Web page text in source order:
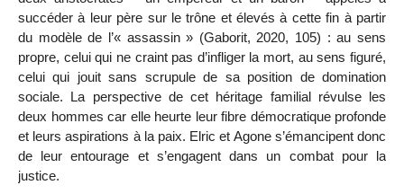
succéder à leur père sur le trône et élevés à cette fin à partir
du modèle de l’« assassin » (Gaborit, 2020, 105) : au sens
propre, celui qui ne craint pas d’infliger la mort, au sens figuré,
celui qui jouit sans scrupule de sa position de domination
sociale. La perspective de cet héritage familial révulse les
deux hommes car elle heurte leur fibre démocratique profonde
et leurs aspirations à la paix. Elric et Agone s’émancipent donc
de leur entourage et s’engagent dans un combat pour la
justice.